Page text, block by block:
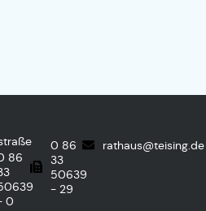
86
0
0 86
33
50639
- 29
rathaus@teising.de